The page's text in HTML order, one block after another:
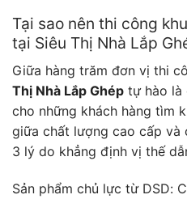
Tại sao nên thi công
tại Siêu Thị Nhà Lắp
Giữa hàng trăm đơn vị thi
Thị Nhà Lắp Ghép tự hào là
cho những khách hàng tìm
giữa chất lượng cao cấp và
3 lý do khẳng định vị thế
Sản phẩm chủ lực từ DSD: